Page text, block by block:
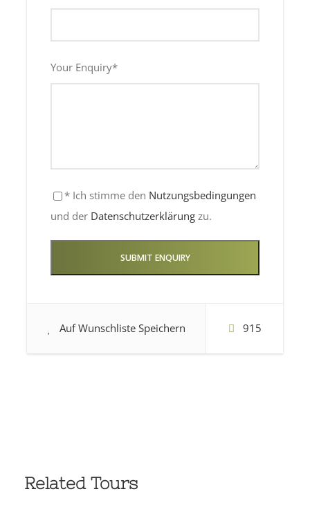
Your Enquiry*
* Ich stimme den Nutzungsbedingungen
und der Datenschutzerklärung zu.
Auf Wunschliste Speichern 915
Related Tours